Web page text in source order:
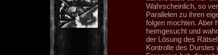
Wahrscheinlich, so
Parallelen zu ihren
folgen mochten. Aber
heimgesucht und
der Lösung des
Kontrolle des Durstes